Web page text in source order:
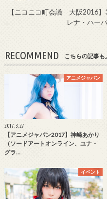
【ニコニコ町会議 大阪2016
レナ・ハー
RECOMMEND こちらの記事も
アニメジャパン
2017.3.27
【アニメジャパン2017】神崎あかり
（ソードアートオンライン、ユナ・
グラ…
イベント